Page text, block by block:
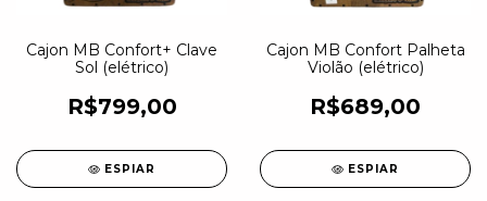
Cajon MB Confort+ Clave
Sol (elétrico)
R$799,00
ESPIAR
Cajon MB Confort Palheta
Violão (elétrico)
R$689,00
ESPIAR